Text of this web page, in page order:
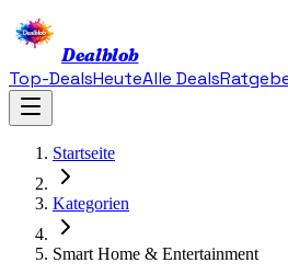
Dealblob
Top-DealsHeuteAlle Deals
Startseite
Kategorien
Smart Home & Entertainment